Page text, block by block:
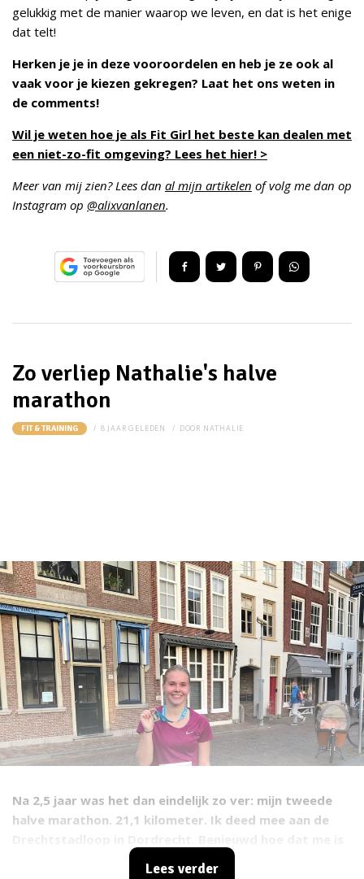
gelukkig met de manier waarop we leven, en dat is het enige
dat telt!
Herken je je in deze vooroordelen en heb je ze ook al
vaak voor je kiezen gekregen? Laat het ons weten in
de comments!
Wil je weten hoe je als Fit Girl het beste kan dealen met
een niet-zo-fit omgeving? Lees het hier! >
Meer van mij zien? Lees dan al mijn artikelen of volg me dan op
Instagram op @alixvanlanen.
Zo verliep Nathalie's halve
marathon
FIT & TRAINING 8 JAAR GELEDEN DOOR NATHALIE
Na 2,5 jaar was het dan eindelijk zo ver: mijn tweede
halve marathon. 21,1 kilometer. Ik deed mee aan de
vergaan? Lees snel verder!
Lees verder